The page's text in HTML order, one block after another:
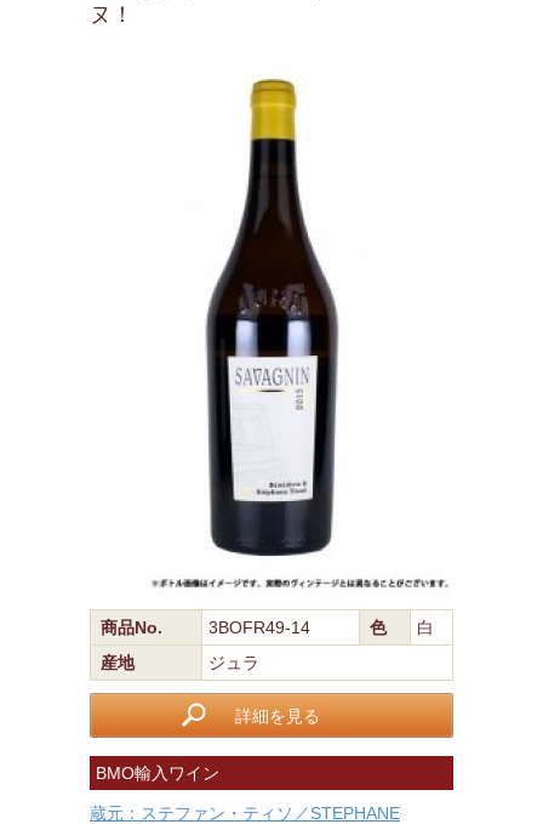
ヌ！
商品No. 3BOFR49-14 色
白
産地
ジュラ
詳細を見る
BMO輸入ワイン
蔵元：ステファン・ティソ／STEPHANE